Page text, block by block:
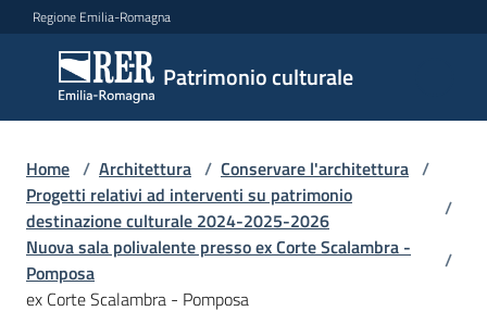
Vai al contenuto
Vai alla navigazione
Vai al footer
Regione Emilia-Romagna
Patrimonio culturale
Patrimonio
culturale
Argomenti
Novità
Home / Architettura / Conservare l'architettura /
Progetti relativi ad interventi su patrimonio
destinazione culturale 2024-2025-2026
/
Nuova sala polivalente presso ex Corte Scalambra -
Pomposa
/
ex Corte Scalambra - Pomposa